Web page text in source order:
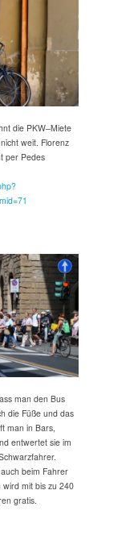
die PKW–Miete
weit. Florenz
per Pedes
man den Bus
die Füße und das
man in Bars,
entwertet sie im
beim Fahrer
mit bis zu 240
gratis.